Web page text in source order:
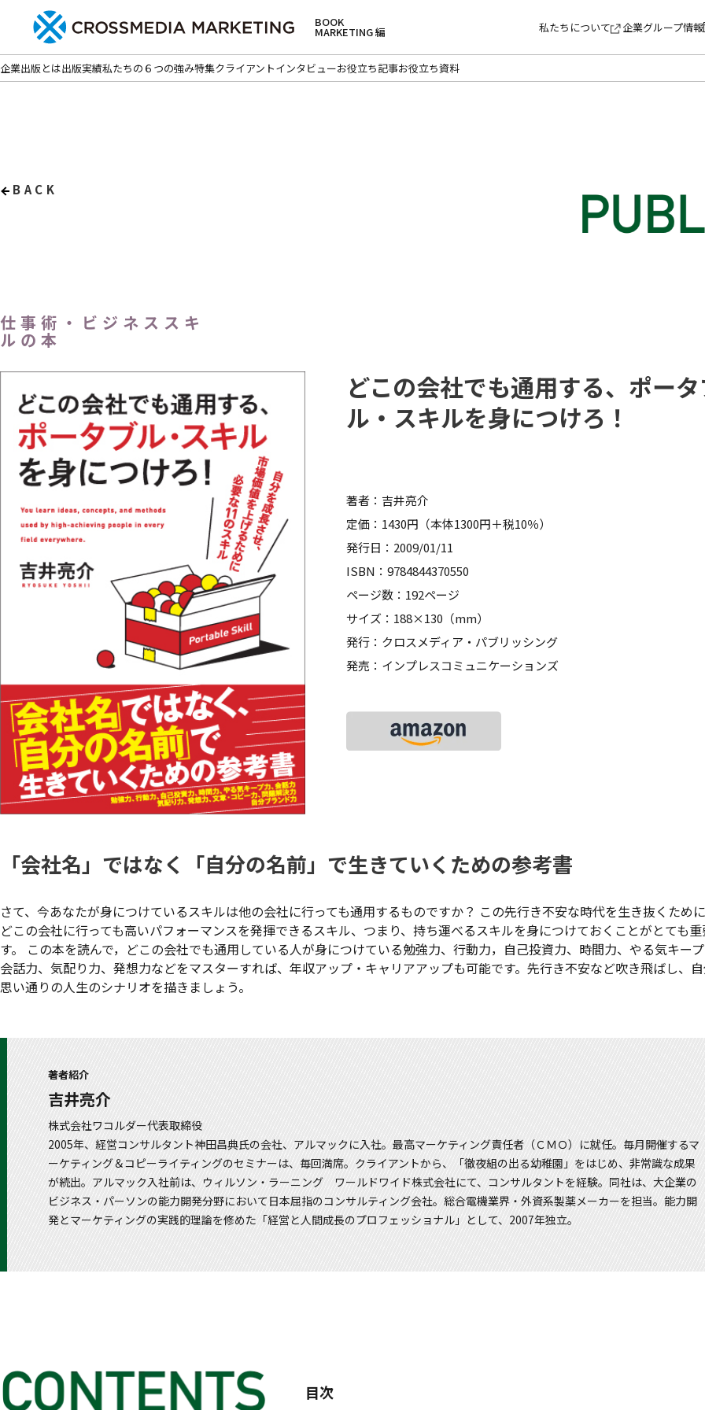
BOOK
MARKETING 編 私たちについて 企業グループ情報
企業出版とは出版実績私たちの６つの強み特集クライアントインタビューお役立ち記事お役立ち資料
BACK
仕事術・ビジネススキ
ルの本
どこの会社でも通用する、ポー
ル・スキルを身につけろ！
著者：吉井亮介
定価：1430円（本体1300円＋税10％）
発行日：2009/01/11
ISBN：9784844370550
ページ数：192ページ
サイズ：188×130（mm）
発行：クロスメディア・パブリッシング
発売：インプレスコミュニケーションズ
「会社名」ではなく「自分の名前」で生きていくための参考書
さて、今あなたが身につけているスキルは他の会社に行っても通用するものですか？ この先行き不安な時代を生き抜くため
どこの会社に行っても高いパフォーマンスを発揮できるスキル、つまり、持ち運べるスキルを身につけておくことがとても
す。 この本を読んで，どこの会社でも通用している人が身につけている勉強力、行動力，自己投資力、時間力、やる気キー
会話力、気配り力、発想力などをマスターすれば、年収アップ・キャリアアップも可能です。先行き不安など吹き飛ばし、
思い通りの人生のシナリオを描きましょう。
著者紹介
吉井亮介
株式会社ワコルダー代表取締役
2005年、経営コンサルタント神田昌典氏の会社、アルマックに入社。最高マーケティング責任者（ＣＭＯ）に就任。毎月開催するマ
ーケティング＆コピーライティングのセミナーは、毎回満席。クライアントから、「徹夜組の出る幼稚園」をはじめ、非常識な成果
が続出。アルマック入社前は、ウィルソン・ラーニング ワールドワイド株式会社にて、コンサルタントを経験。同社は、大企業の
ビジネス・パーソンの能力開発分野において日本屈指のコンサルティング会社。総合電機業界・外資系製薬メーカーを担当。能力開
発とマーケティングの実践的理論を修めた「経営と人間成長のプロフェッショナル」として、2007年独立。
目次